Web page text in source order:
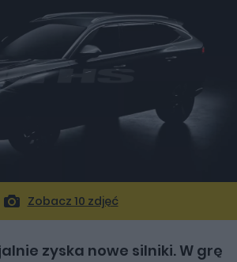
Zobacz 10 zdjęć
zyska nowe silniki. W grę